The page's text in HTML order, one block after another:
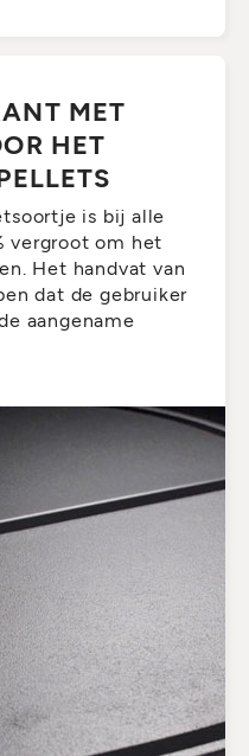
MET
HET
is bij alle
vergroot om het
Het handvat van
dat de gebruiker
aangename